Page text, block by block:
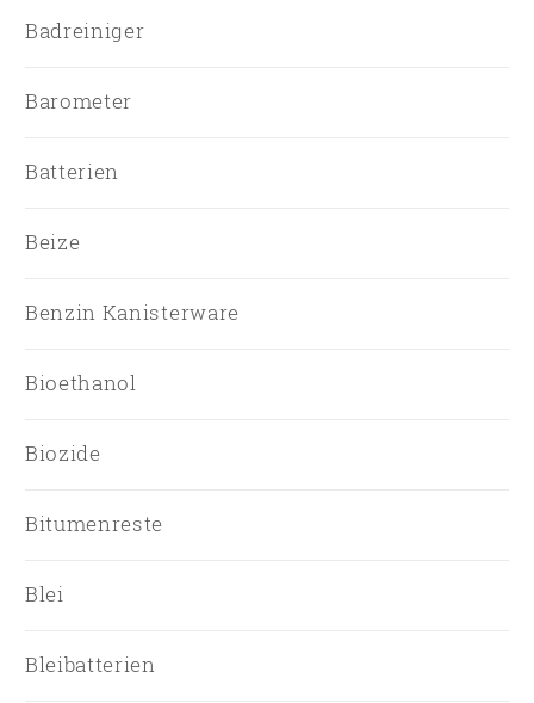
Badreiniger
Barometer
Batterien
Beize
Benzin Kanisterware
Bioethanol
Biozide
Bitumenreste
Blei
Bleibatterien